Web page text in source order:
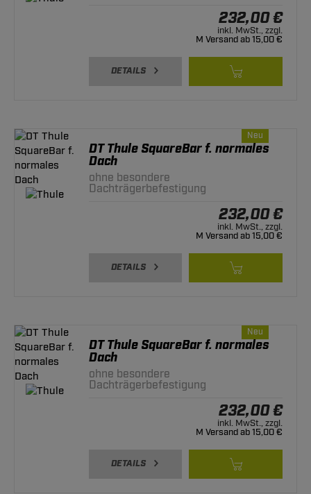
232,00 €
inkl. MwSt., zzgl.
M Versand ab 15,00 €
DETAILS
Neu
DT Thule SquareBar f. normales
Dach
ohne besondere
Dachträgerbefestigung
232,00 €
inkl. MwSt., zzgl.
M Versand ab 15,00 €
DETAILS
Neu
DT Thule SquareBar f. normales
Dach
ohne besondere
Dachträgerbefestigung
232,00 €
inkl. MwSt., zzgl.
M Versand ab 15,00 €
DETAILS